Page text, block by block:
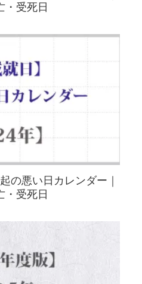
・受死日
の悪い日カレンダー｜
・受死日